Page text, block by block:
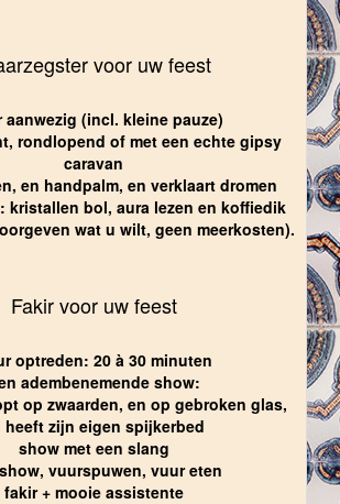
voor uw feest
aanwezig (incl. kleine pauze)
rondlopend of met een echte gipsy
caravan
en handpalm, en verklaart dromen
kristallen bol, aura lezen en koffiedik
wat u wilt, geen meerkosten).
Fakir voor uw feest
optreden: 20 à 30 minuten
adembenemende show:
op zwaarden, en op gebroken glas,
heeft zijn eigen spijkerbed
show met een slang
vuurspuwen, vuur eten
fakir + mooie assistente